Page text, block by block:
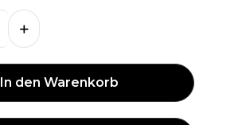
In den Warenkorb